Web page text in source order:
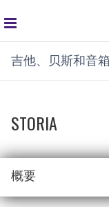
global
navigation
吉他、贝斯和音箱
STORIA
概要